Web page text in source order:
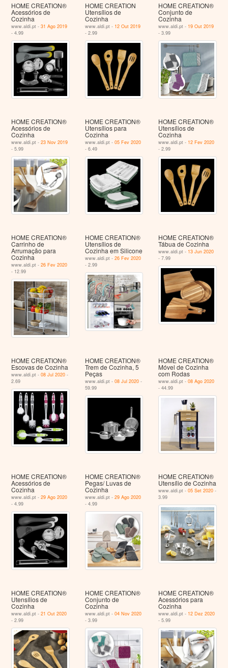
HOME CREATION®
Acessórios de
Cozinha
www.aldi.pt -31 Ago 2019
- 4.99
HOME CREATION
Utensílios de
Cozinha
www.aldi.pt - 12 Out 2019
- 2.99
HOME CREATION®
Conjunto de
Cozinha
www.aldi.pt - 19 Out 2019
- 3.99
HOME CREATION®
Acessórios de
Cozinha
www.aldi.pt -23 Nov 2019
- 5.99
HOME CREATION®
Utensílios para
Cozinha
www.aldi.pt - 05 Fev 2020
- 6.49
HOME CREATION®
Utensílios de
Cozinha
www.aldi.pt - 12 Fev 2020
- 2.99
HOME CREATION®
Carrinho de
Arrumação para
Cozinha
www.aldi.pt -26 Fev 2020
- 12.99
HOME CREATION®
Utensílios de
Cozinha em Silicone
www.aldi.pt - 26 Fev 2020
- 2.99
HOME CREATION®
Tábua de Cozinha
www.aldi.pt - 13 Jun 2020
- 7.99
HOME CREATION®
Escovas de Cozinha
www.aldi.pt -08 Jul 2020 -
2.69
HOME CREATION®
Trem de Cozinha, 5
Peças
www.aldi.pt - 08 Jul 2020-
59.99
HOME CREATION®
Móvel de Cozinha
com Rodas
www.aldi.pt -08 Ago 2020
- 44.99
HOME CREATION®
Acessórios de
Cozinha
www.aldi.pt -29 Ago 2020
- 4.99
HOME CREATION®
Pegas/ Luvas de
Cozinha
www.aldi.pt - 29 Ago 2020
- 4.99
HOME CREATION®
Utensílio de Cozinha
www.aldi.pt -05 Set 2020 -
3.99
HOME CREATION®
Utensílios de
Cozinha
www.aldi.pt -21 Out 2020
- 2.99
HOME CREATION®
Conjunto de
Cozinha
www.aldi.pt - 04 Nov 2020
- 3.99
HOME CREATION®
Acessórios para
Cozinha
www.aldi.pt - 12 Dez 2020
- 5.99